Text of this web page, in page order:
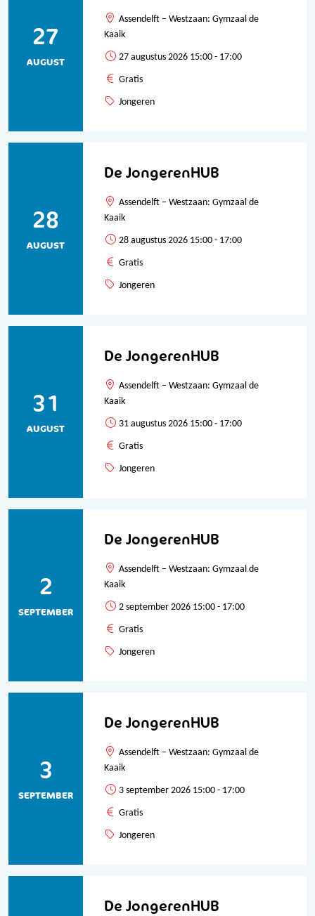
27
AUGUST
Assendelft – Westzaan: Gymzaal de
Kaaik
27 augustus 2026 15:00 - 17:00
Gratis
Jongeren
De JongerenHUB
28
AUGUST
Assendelft – Westzaan: Gymzaal de
Kaaik
28 augustus 2026 15:00 - 17:00
Gratis
Jongeren
De JongerenHUB
31
AUGUST
Assendelft – Westzaan: Gymzaal de
Kaaik
31 augustus 2026 15:00 - 17:00
Gratis
Jongeren
De JongerenHUB
2
SEPTEMBER
Assendelft – Westzaan: Gymzaal de
Kaaik
2 september 2026 15:00 - 17:00
Gratis
Jongeren
De JongerenHUB
3
SEPTEMBER
Assendelft – Westzaan: Gymzaal de
Kaaik
3 september 2026 15:00 - 17:00
Gratis
Jongeren
De JongerenHUB